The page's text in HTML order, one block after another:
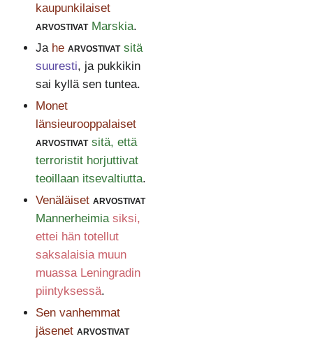
kaupunkilaiset
arvostivat Marskia.
Ja he arvostivat sitä
suuresti, ja pukkikin
sai kyllä sen tuntea.
Monet
länsieurooppalaiset
arvostivat sitä, että
terroristit horjuttivat
teoillaan itsevaltiutta.
Venäläiset arvostivat
Mannerheimia siksi,
ettei hän totellut
saksalaisia muun
muassa Leningradin
piintyksessä.
Sen vanhemmat
jäsenet arvostivat